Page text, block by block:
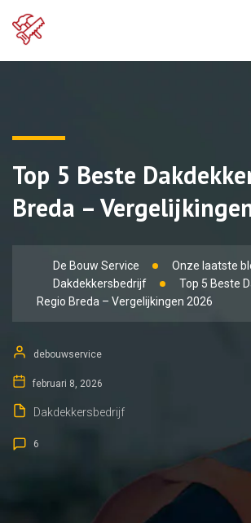
Top 5 Beste
Breda –
De Bouw Service
Onze laatste
Dakdekkersbedrijf
Top 5 Beste
Regio Breda – Vergelijkingen 2026
debouwservice
februari 8, 2026
Dakdekkersbedrijf
6